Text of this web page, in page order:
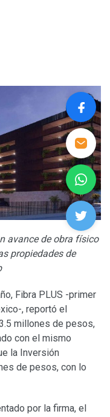
avance de obra físico
propiedades de
Fibra PLUS -primer
, reportó el
millones de pesos,
con el mismo
la Inversión
de pesos, con lo
por la firma, el